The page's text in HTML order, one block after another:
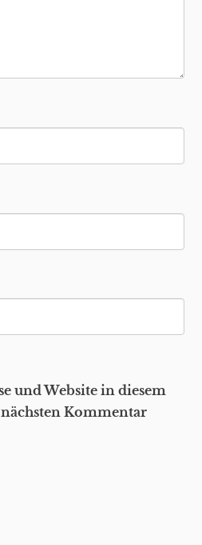
und Website in diesem
Kommentar